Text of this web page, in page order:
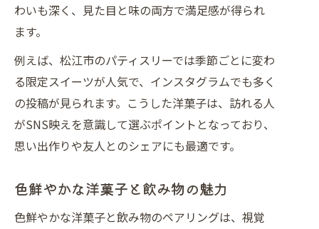
わいも深く、見た目と味の両方で満足感が得られ
ます。
例えば、松江市のパティスリーでは季節ごとに変わ
る限定スイーツが人気で、インスタグラムでも多く
の投稿が見られます。こうした洋菓子は、訪れる人
がSNS映えを意識して選ぶポイントとなっており、
思い出作りや友人とのシェアにも最適です。
色鮮やかな洋菓子と飲み物の魅力
色鮮やかな洋菓子と飲み物のペアリングは、視覚